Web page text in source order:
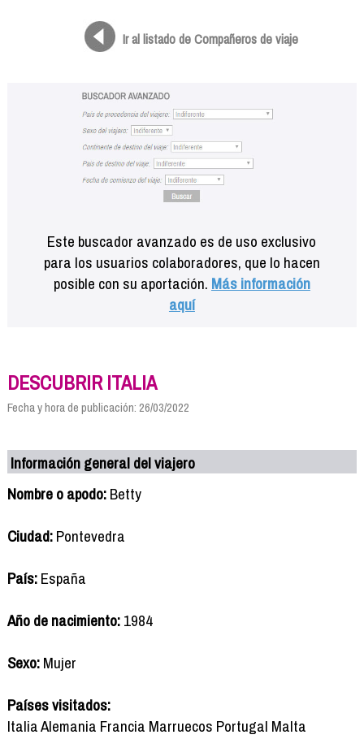
Ir al listado de Compañeros de viaje
Este buscador avanzado es de uso exclusivo
para los usuarios colaboradores, que lo hacen
posible con su aportación. Más información
aquí
DESCUBRIR ITALIA
Fecha y hora de publicación: 26/03/2022
Información general del viajero
Nombre o apodo:Betty
Ciudad:Pontevedra
País:España
Año de nacimiento:1984
Sexo:Mujer
Países visitados:
Italia Alemania Francia Marruecos Portugal Malta